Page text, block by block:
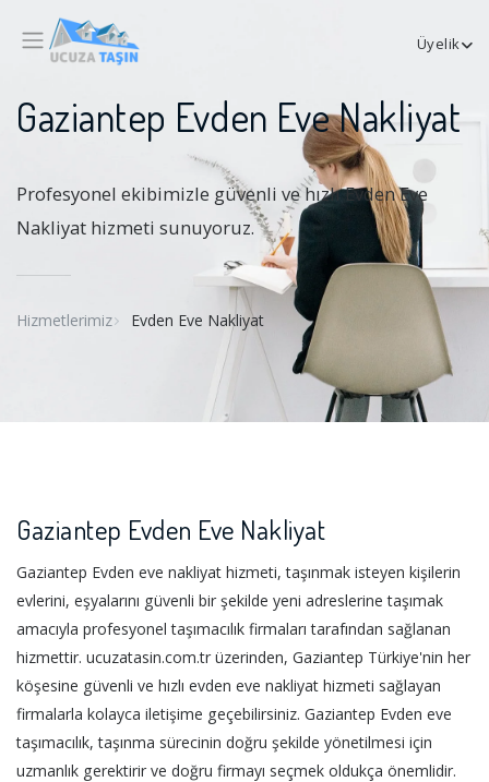
Üyelik
Gaziantep Evden Eve Nakliyat
Profesyonel ekibimizle güvenli ve hızlı Evden Eve
Nakliyat hizmeti sunuyoruz.
Hizmetlerimiz Evden Eve Nakliyat
Gaziantep Evden Eve Nakliyat
Gaziantep Evden eve nakliyat hizmeti, taşınmak isteyen kişilerin
evlerini, eşyalarını güvenli bir şekilde yeni adreslerine taşımak
amacıyla profesyonel taşımacılık firmaları tarafından sağlanan
hizmettir. ucuzatasin.com.tr üzerinden, Gaziantep Türkiye'nin her
köşesine güvenli ve hızlı evden eve nakliyat hizmeti sağlayan
firmalarla kolayca iletişime geçebilirsiniz. Gaziantep Evden eve
taşımacılık, taşınma sürecinin doğru şekilde yönetilmesi için
uzmanlık gerektirir ve doğru firmayı seçmek oldukça önemlidir.